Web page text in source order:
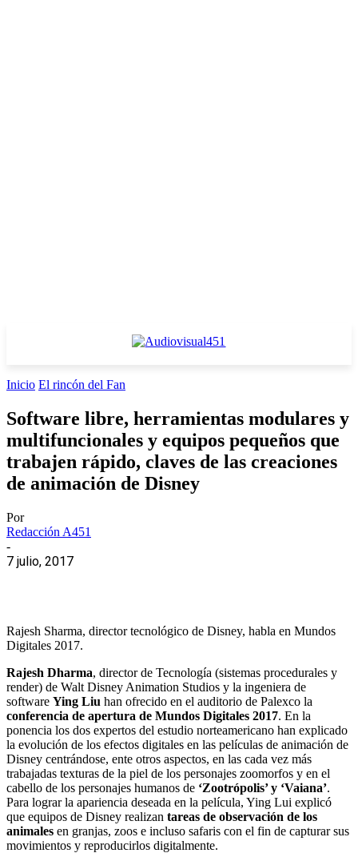
Inicio El rincón del Fan
Software libre, herramientas modulares y
multifuncionales y equipos pequeños que
trabajen rápido, claves de las creaciones
de animación de Disney
Por
Redacción A451
-
7 julio, 2017
Rajesh Sharma, director tecnológico de Disney, habla en Mundos
Digitales 2017.
Rajesh Dharma, director de Tecnología (sistemas procedurales y
render) de Walt Disney Animation Studios y la ingeniera de
software Ying Liu han ofrecido en el auditorio de Palexco la
conferencia de apertura de Mundos Digitales 2017. En la
ponencia los dos expertos del estudio norteamericano han explicado
la evolución de los efectos digitales en las películas de animación de
Disney centrándose, ente otros aspectos, en las cada vez más
trabajadas texturas de la piel de los personajes zoomorfos y en el
cabello de los personajes humanos de ‘Zootrópolis’ y ‘Vaiana’.
Para lograr la apariencia deseada en la película, Ying Lui explicó
que equipos de Disney realizan tareas de observación de los
animales en granjas, zoos e incluso safaris con el fin de capturar sus
movimientos y reproducirlos digitalmente.